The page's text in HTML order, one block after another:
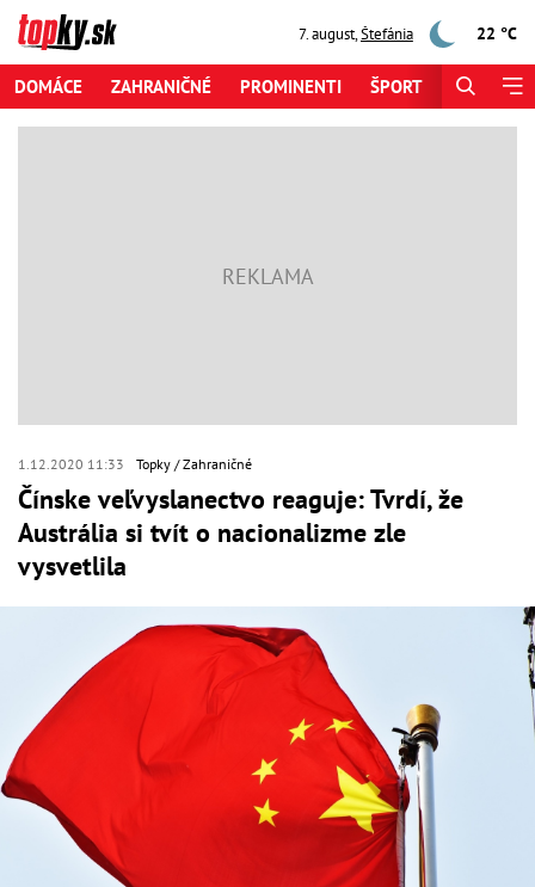
7. august,Štefánia 22 °C
DOMÁCE ZAHRANIČNÉ PROMINENTI ŠPORT
1.12.2020 11:33 Topky Zahraničné
Čínske veľvyslanectvo reaguje: Tvrdí, že
Austrália si tvít o nacionalizme zle
vysvetlila